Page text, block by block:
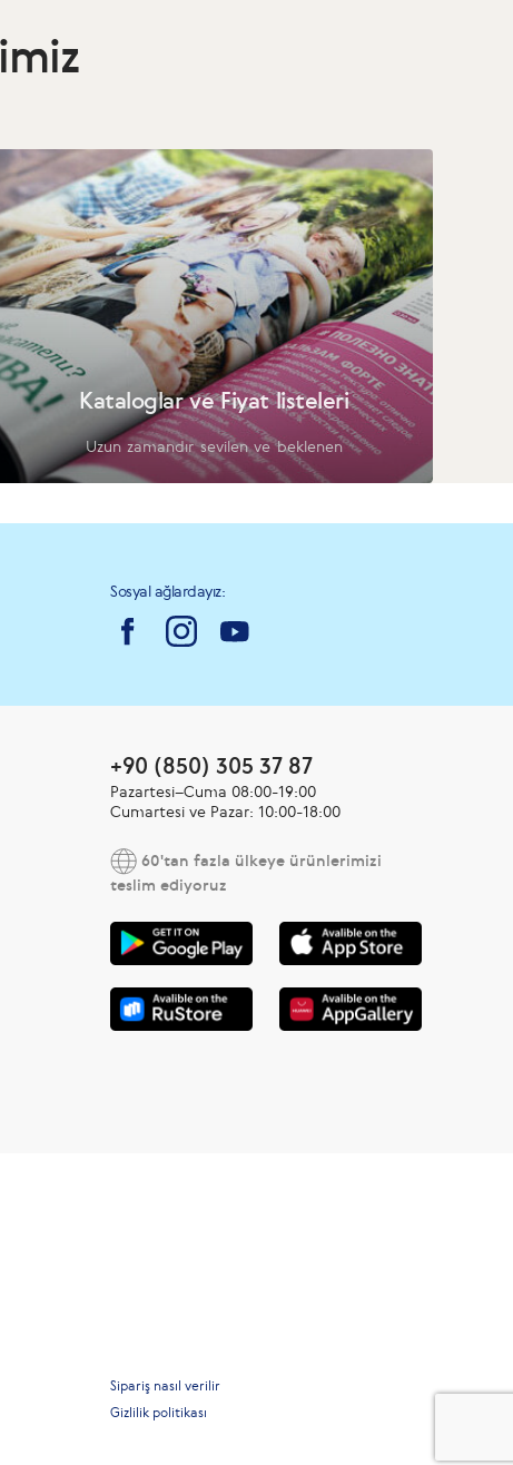
Kataloglar ve Fiyat listeleri
Uzun zamandır sevilen ve beklenen
Sosyal ağlardayız:
+90 (850) 305 37 87
Pazartesi–Cuma 08:00-19:00
Cumartesi ve Pazar: 10:00-18:00
60'tan fazla ülkeye ürünlerimizi
teslim ediyoruz
Sipariş nasıl verilir
Gizlilik politikası